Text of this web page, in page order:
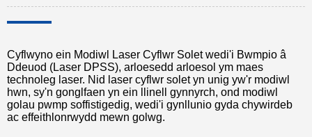
Cyflwyno ein Modiwl Laser Cyflwr Solet wedi'i Bwmpio â
Ddeuod (Laser DPSS), arloesedd arloesol ym maes
technoleg laser. Nid laser cyflwr solet yn unig yw'r modiwl
hwn, sy'n gonglfaen yn ein llinell gynnyrch, ond modiwl
golau pwmp soffistigedig, wedi'i gynllunio gyda chywirdeb
ac effeithlonrwydd mewn golwg.